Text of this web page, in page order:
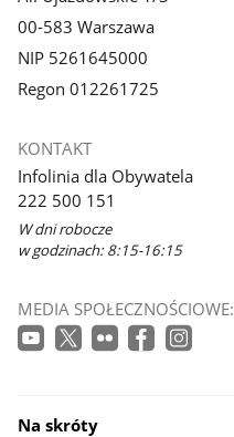
00-583 Warszawa
NIP 5261645000
Regon 012261725
KONTAKT
Infolinia dla Obywatela
222 500 151
W dni robocze
w godzinach: 8:15-16:15
MEDIA SPOŁECZNOŚCIOWE:
Na skróty